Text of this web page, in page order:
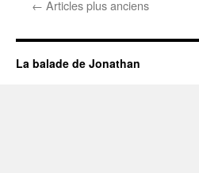
← Articles plus anciens
La balade de Jonathan